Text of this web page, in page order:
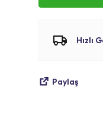
Hızlı
Paylaş